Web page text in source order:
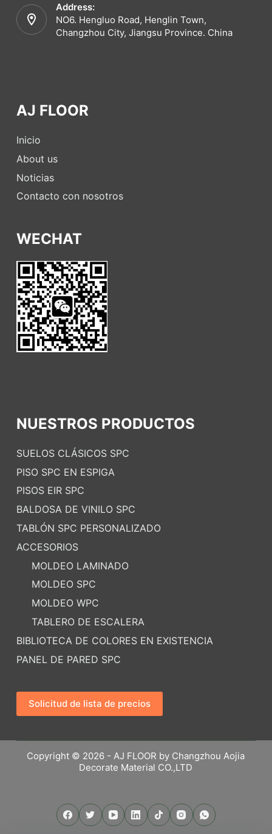
Address:
NO6. Hengluo Road, Henglin Town,
Changzhou City, Jiangsu Province. China
AJ FLOOR
Inicio
About us
Noticias
Contacto con nosotros
WECHAT
NUESTROS PRODUCTOS
SUELOS CLÁSICOS SPC
PISO SPC EN ESPIGA
PISOS EIR SPC
BALDOSA DE VINILO SPC
TABLÓN SPC PERSONALIZADO
ACCESORIOS
MOLDEO LAMINADO
MOLDEO SPC
MOLDEO WPC
TABLERO DE ESCALERA
BIBLIOTECA DE COLORES EN EXISTENCIA
PANEL DE PARED SPC
Solicitud de lista de precios
Copyright © 2026 - AJ FLOOR by Changzhou Aojia
Decorate Material CO.,LTD